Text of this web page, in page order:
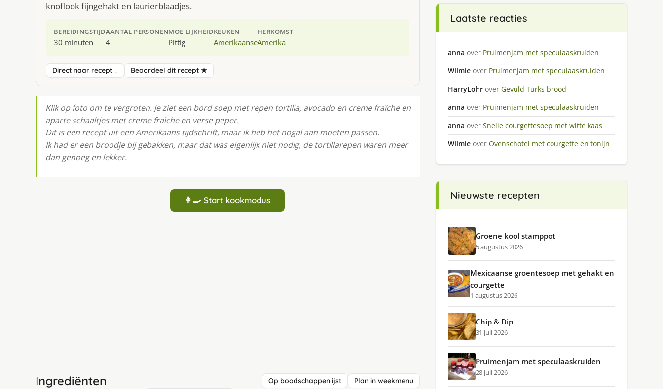
knoflook fijngehakt en laurierblaadjes.
BEREIDINGSTIJD
30 minuten
AANTAL PERSONEN
4
MOEILIJKHEID
Pittig
KEUKEN
Amerikaanse
HERKOMST
Amerika
Direct naar recept ↓ Beoordeel dit recept ★
Klik op foto om te vergroten. Je ziet een bord soep met repen tortilla, avocado en creme fraïche en
aparte schaaltjes met creme fraïche en verse peper.
Dit is een recept uit een Amerikaans tijdschrift, maar ik heb het nogal aan moeten passen.
Ik had er een broodje bij gebakken, maar dat was eigenlijk niet nodig, de tortillarepen waren meer
dan genoeg en lekker.
👩‍🍳 Start kookmodus
Ingrediënten Op boodschappenlijst Plan in weekmenu
Laatste reacties
anna over Pruimenjam met speculaaskruiden
Wilmie over Pruimenjam met speculaaskruiden
HarryLohr over Gevuld Turks brood
anna over Pruimenjam met speculaaskruiden
anna over Snelle courgettesoep met witte kaas
Wilmie over Ovenschotel met courgette en tonijn
Nieuwste recepten
Groene kool stamppot
5 augustus 2026
Mexicaanse groentesoep met gehakt en
courgette
1 augustus 2026
Chip & Dip
31 juli 2026
Pruimenjam met speculaaskruiden
28 juli 2026